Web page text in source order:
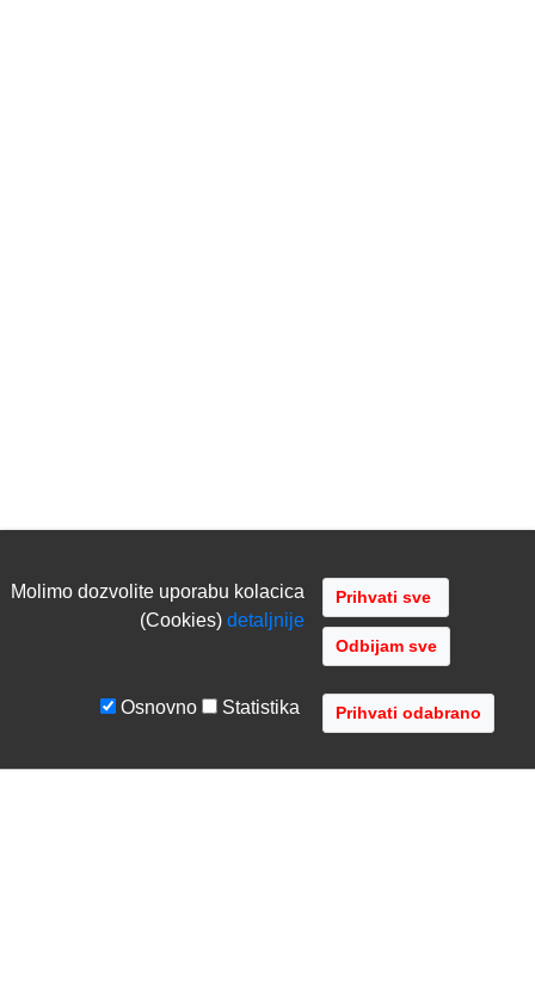
Molimo dozvolite uporabu kolacica
(Cookies)detaljnije
Odbijam sve
Osnovno Statistika